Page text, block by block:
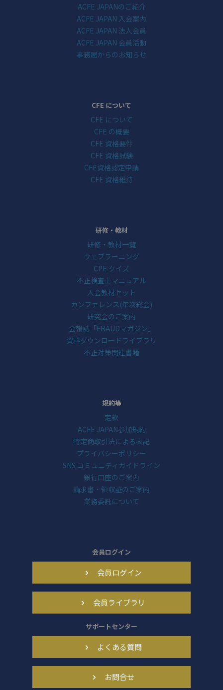
ACFE JAPANのご紹介
ACFE JAPAN 入会案内
ACFE JAPAN 法人会員
ACFE JAPAN 会員活動
事務局からのお知らせ
CFE について
CFE について
CFE の概要
CFE 資格要件
CFE 資格試験
CFE資格認定申請
CFE 資格維持
研修・教材
研修・教材一覧
ウェブラーニング
CPE クイズ
不正検査士マニュアル
入会教材セット
カンファレンス(年次総会)
研究会のご案内
会報誌「FRAUDマガジン」
資料ダウンロードライブラリ
不正対策関連書籍
規約等
定款
ACFE JAPAN参加規約
特定商取引法による表記
プライバシーポリシー
SNS コミュニティガイドライン
銀行口座のご案内
請求書・領収証のご案内
業務委託について
会員ログイン
会員ログイン
会員ライブラリ
サポートセンター
よくある質問
お問合せ